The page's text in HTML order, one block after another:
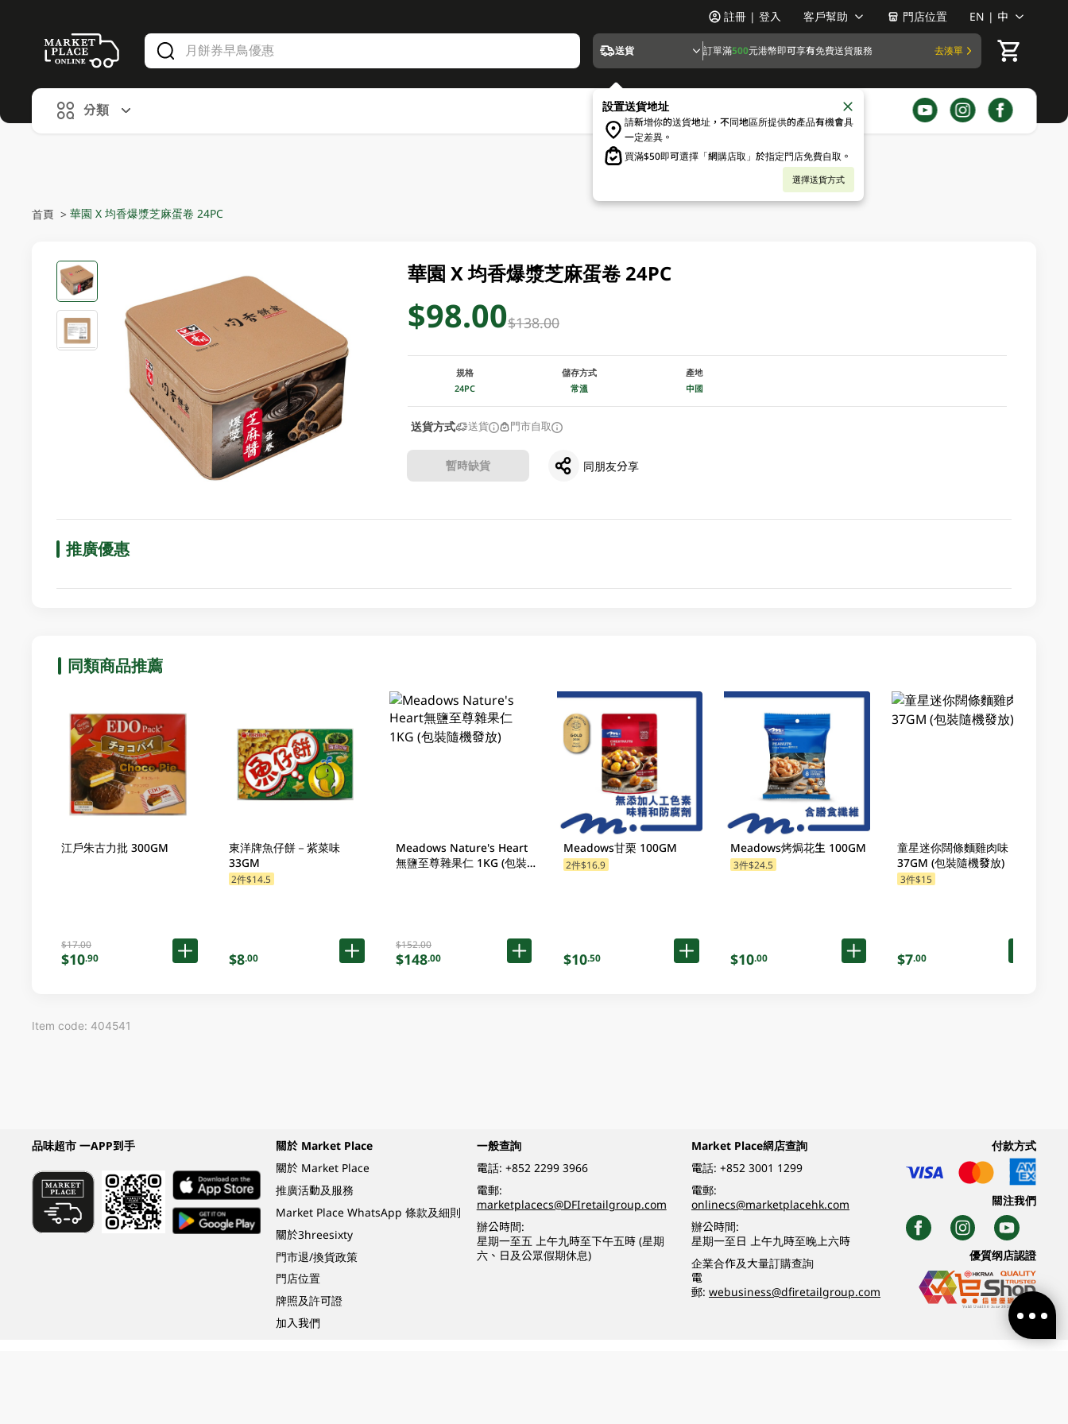
alid Until 30 June 2026
註冊 | 登入 客戶幫助 門店位置 EN | 中
送貨 訂單滿500元港幣即可享有免費送貨服務 去湊單
設置送貨地址
請新增你的送貨地址，不同地區所提供的產品有機會具
一定差異。
買滿$50即可選擇「網購店取」於指定門店免費自取。
選擇送貨方式
分類
首頁 > 華園 X 均香爆漿芝麻蛋卷 24PC
華園 X 均香爆漿芝麻蛋卷 24PC
$98.00$138.00
規格
24PC
儲存方式
常溫
產地
中國
送貨方式 送貨 門市自取
暫時缺貨 同朋友分享
推廣優惠
同類商品推薦
江戶朱古力批 300GM
$17.00
$10.90
東洋牌魚仔餅－紫菜味
33GM
2件$14.5
$8.00
Meadows Nature's Heart
無鹽至尊雜果仁 1KG (包裝
$152.00
$148.00
Meadows甘栗 100GM
2件$16.9
$10.50
Meadows烤焗花生 100GM
3件$24.5
$10.00
童星迷你闊條麵雞肉味
37GM (包裝隨機發放)
3件$15
$7.00
Item code: 404541
品味超市 一APP到手
關於 Market Place
關於 Market Place
推廣活動及服務
Market Place WhatsApp 條款及細則
關於3hreesixty
門市退/換貨政策
門店位置
牌照及許可證
加入我們
一般查詢
電話: +852 2299 3966
電郵:
marketplacecs@DFIretailgroup.com
辦公時間:
星期一至五 上午九時至下午五時 (星期
六、日及公眾假期休息)
Market Place網店查詢
電話:+852 3001 1299
電郵:
onlinecs@marketplacehk.com
辦公時間:
星期一至日 上午九時至晚上六時
企業合作及大量訂購查詢
電
郵:webusiness@dfiretailgroup.com
付款方式
關注我們
優質纲店認證